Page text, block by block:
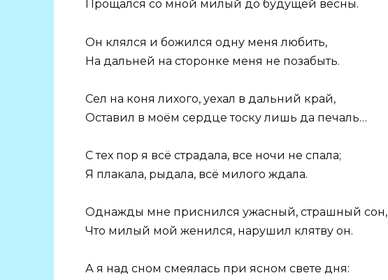
Прощался со мной милый до будущей весны.
Он клялся и божился одну меня любить,
На дальней на сторонке меня не позабыть.
Сел на коня лихого, уехал в дальний край,
Оставил в моём сердце тоску лишь да печаль…
С тех пор я всё страдала, все ночи не спала;
Я плакала, рыдала, всё милого ждала.
Однажды мне приснился ужасный, страшный сон,
Что милый мой женился, нарушил клятву он.
А я над сном смеялась при ясном свете дня: